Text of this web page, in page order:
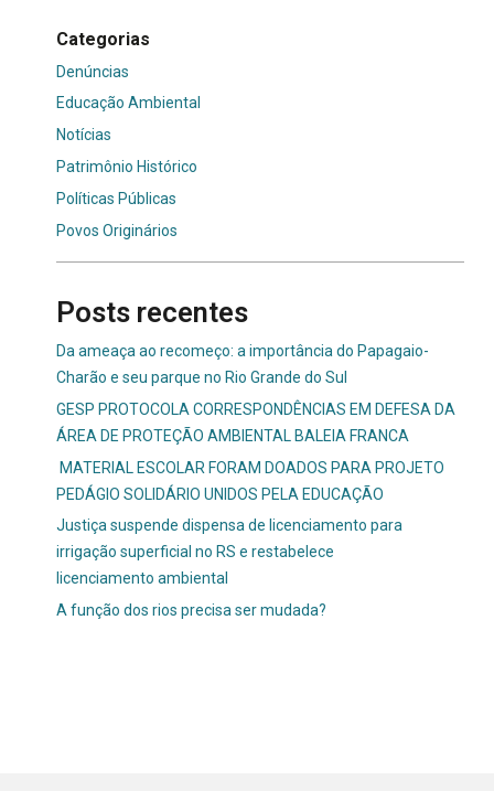
Categorias
Denúncias
Educação Ambiental
Notícias
Patrimônio Histórico
Políticas Públicas
Povos Originários
Posts recentes
Da ameaça ao recomeço: a importância do Papagaio-
Charão e seu parque no Rio Grande do Sul
GESP PROTOCOLA CORRESPONDÊNCIAS EM DEFESA DA
ÁREA DE PROTEÇÃO AMBIENTAL BALEIA FRANCA
MATERIAL ESCOLAR FORAM DOADOS PARA PROJETO
PEDÁGIO SOLIDÁRIO UNIDOS PELA EDUCAÇÃO
Justiça suspende dispensa de licenciamento para
irrigação superficial no RS e restabelece
licenciamento ambiental
A função dos rios precisa ser mudada?